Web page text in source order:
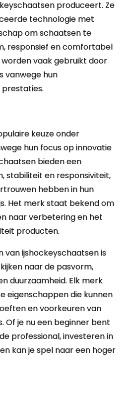
produceert. Ze
technologie met
om schaatsen te
responsief en comfortabel
vaak gebruikt door
vanwege hun
keuze onder
hun focus op innovatie
bieden een
stabiliteit en responsiviteit,
hebben in hun
Het merk staat bekend om
naar verbetering en het
producten.
van ijshockeyschaatsen is
naar de pasvorm,
duurzaamheid. Elk merk
eigenschappen die kunnen
en voorkeuren van
Of je nu een beginner bent
professional, investeren in
kan je spel naar een hoger